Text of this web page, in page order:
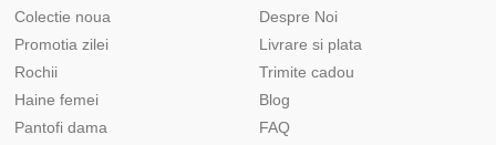
Colectie noua
Promotia zilei
Rochii
Haine femei
Pantofi dama
Despre Noi
Livrare si plata
Trimite cadou
Blog
FAQ